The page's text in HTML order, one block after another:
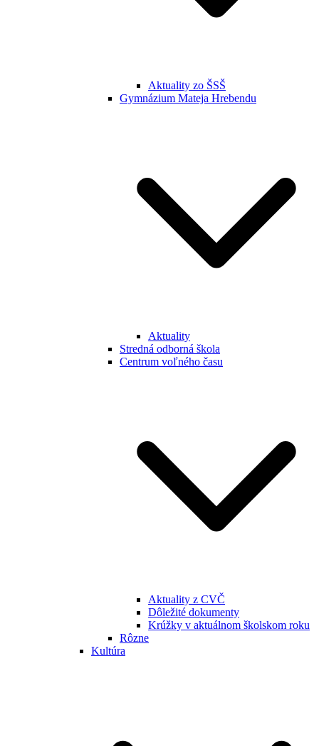
Aktuality zo ŠSŠ
Gymnázium Mateja Hrebendu
Aktuality
Stredná odborná škola
Centrum voľného času
Aktuality z CVČ
Dôležité dokumenty
Krúžky v aktuálnom školskom roku
Rôzne
Kultúra